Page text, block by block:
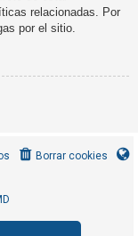
relacionadas. Por
por el sitio.
Borrar cookies